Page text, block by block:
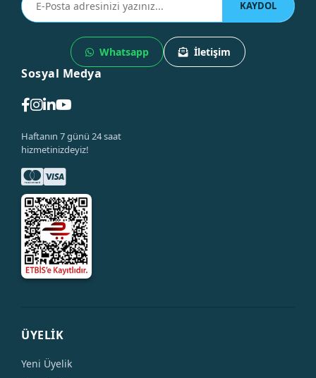
KAYDOL
Whatsapp İletişim
Sosyal Medya
Haftanın 7 günü 24 saat
hizmetinizdeyiz!
ÜYELİK
Yeni Üyelik